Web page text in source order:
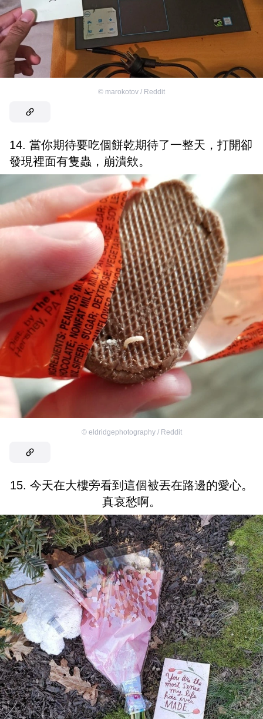
© marokotov / Reddit
14. 當你期待要吃個餅乾期待了一整天，打開卻
發現裡面有隻蟲，崩潰欸。
© eldridgephotography / Reddit
15. 今天在大樓旁看到這個被丟在路邊的愛心。
真哀愁啊。